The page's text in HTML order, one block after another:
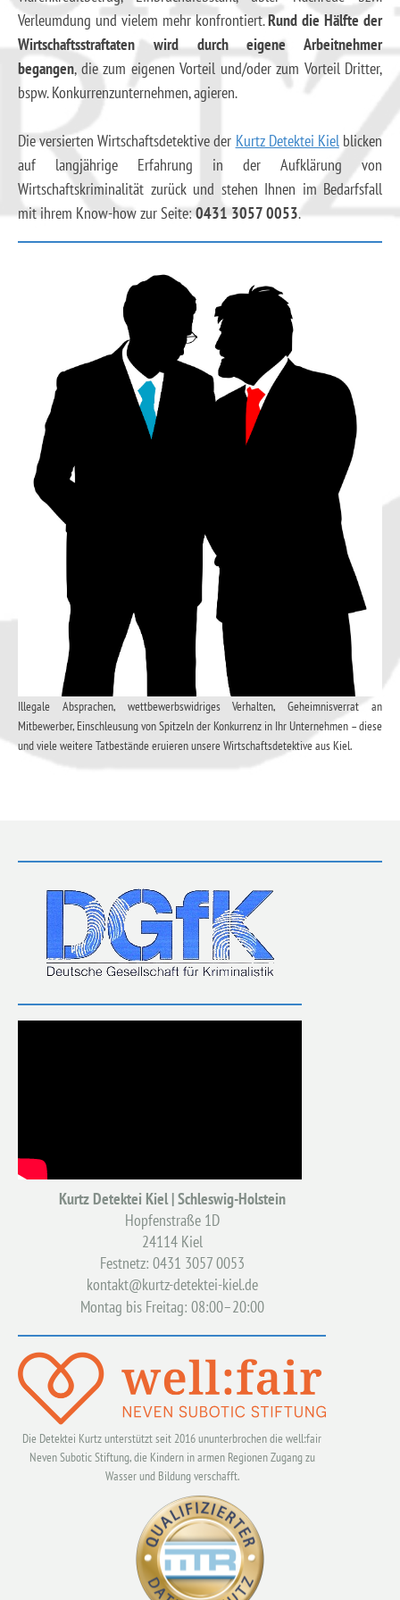
Verleumdung und vielem mehr konfrontiert.Rund die Hälfte der
Wirtschaftsstraftaten wird durch eigene Arbeitnehmer
begangen, die zum eigenen Vorteil und/oder zum Vorteil Dritter,
bspw. Konkurrenzunternehmen, agieren.
Die versierten Wirtschaftsdetektive der Kurtz Detektei Kielblicken
auf langjährige Erfahrung in der Aufklärung von
Wirtschaftskriminalität zurück und stehen Ihnen im Bedarfsfall
mit ihrem Know-how zur Seite:0431 3057 0053.
Illegale Absprachen, wettbewerbswidriges Verhalten, Geheimnisverrat an
Mitbewerber, Einschleusung von Spitzeln der Konkurrenz in Ihr Unternehmen – diese
und viele weitere Tatbestände eruieren unsere Wirtschaftsdetektive aus Kiel.
Kurtz Detektei Kiel | Schleswig-Holstein
Hopfenstraße 1D
24114 Kiel
Festnetz: 0431 3057 0053
kontakt@kurtz-detektei-kiel.de
Montag bis Freitag: 08:00–20:00
Die Detektei Kurtz unterstützt seit 2016 ununterbrochen die well:fair
Neven Subotic Stiftung, die Kindern in armen Regionen Zugang zu
Wasser und Bildung verschafft.